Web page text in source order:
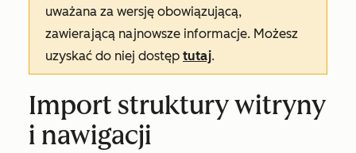
uważana za wersję obowiązującą,
zawierającą najnowsze informacje. Możesz
uzyskać do niej dostęp tutaj.
Import struktury witryny
i nawigacji